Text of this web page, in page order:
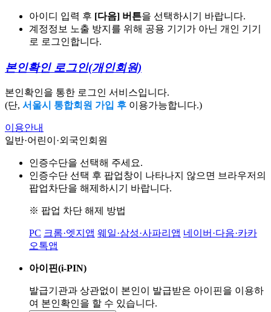
아이디 입력 후 [다음] 버튼을 선택하시기 바랍니다.
계정정보 노출 방지를 위해 공용 기기가 아닌 개인 기기
로 로그인합니다.
본인확인 로그인(개인회원)
본인확인을 통한 로그인 서비스입니다.
(단, 서울시 통합회원 가입 후 이용가능합니다.)
이용안내
일반·어린이·외국인회원
인증수단을 선택해 주세요.
인증수단 선택 후 팝업창이 나타나지 않으면 브라우저의
팝업차단을 해제하시기 바랍니다.
※ 팝업 차단 해제 방법
PC 크롬·엣지앱 웨일·삼성·사파리앱 네이버·다음·카카
오톡앱
아이핀(i-PIN)
발급기관과 상관없이 본인이 발급받은 아이핀을 이용하
여 본인확인을 할 수 있습니다.